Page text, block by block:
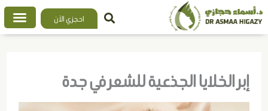
تخطي
إلى
احجزي الآن
إبر الخلايا الجذعية للشعر في جدة